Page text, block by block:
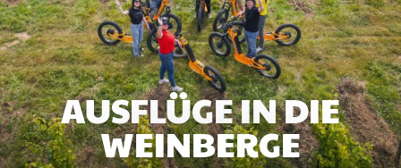
AUSFLÜGE IN DIE
WEINBERGE